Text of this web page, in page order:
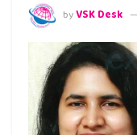
byVSK Desk